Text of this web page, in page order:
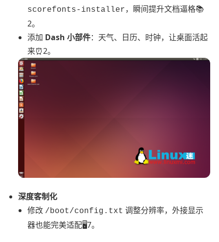
scorefonts-installer，瞬间提升文档逼格📚
2。
添加 Dash 小部件：天气、日历、时钟，让桌面活起
来⏰2。
深度客制化
修改 /boot/config.txt 调整分辨率，外接显示
器也能完美适配🖥️7。